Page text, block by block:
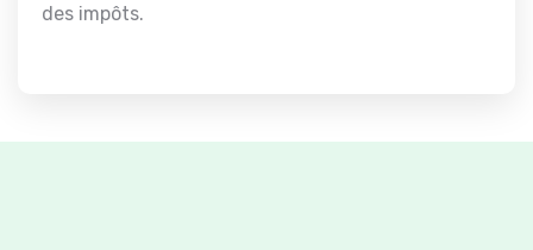
des impôts.